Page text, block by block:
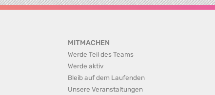
MITMACHEN
Werde Teil des Teams
Werde aktiv
Bleib auf dem Laufenden
Unsere Veranstaltungen